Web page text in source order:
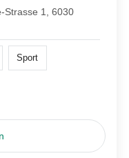
Strasse 1, 6030
Sport